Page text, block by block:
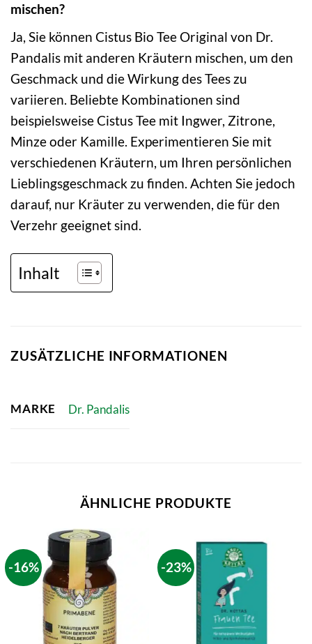
mischen?
Ja, Sie können Cistus Bio Tee Original von Dr.
Pandalis mit anderen Kräutern mischen, um den
Geschmack und die Wirkung des Tees zu
variieren. Beliebte Kombinationen sind
beispielsweise Cistus Tee mit Ingwer, Zitrone,
Minze oder Kamille. Experimentieren Sie mit
verschiedenen Kräutern, um Ihren persönlichen
Lieblingsgeschmack zu finden. Achten Sie jedoch
darauf, nur Kräuter zu verwenden, die für den
Verzehr geeignet sind.
Inhalt
ZUSÄTZLICHE INFORMATIONEN
MARKE Dr. Pandalis
ÄHNLICHE PRODUKTE
-16% -23%